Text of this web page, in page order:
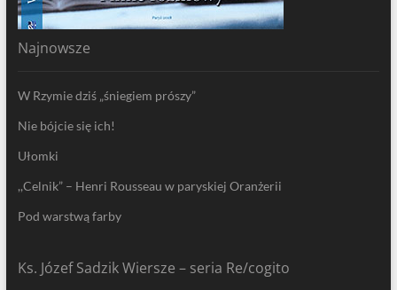
Najnowsze
W Rzymie dziś „śniegiem prószy”
Nie bójcie się ich!
Ułomki
,,Celnik” – Henri Rousseau w paryskiej Oranżerii
Pod warstwą farby
Ks. Józef Sadzik Wiersze – seria Re/cogito